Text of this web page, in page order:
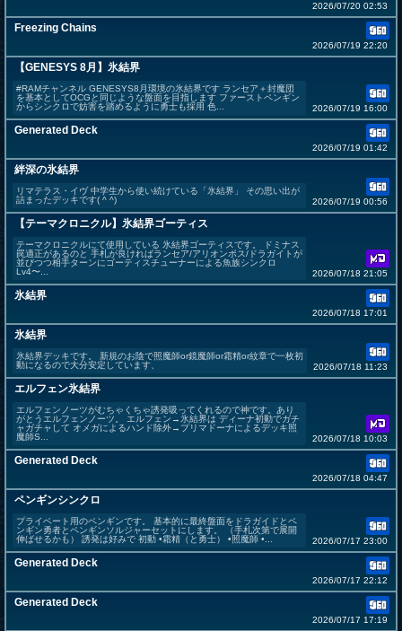
2026/07/20 02:53
Freezing Chains
2026/07/19 22:20
【GENESYS 8月】氷結界
#RAMチャンネル GENESYS8月環境の氷結界です ランセア＋封魔団
を基本としてOCGと同じような盤面を目指します ファーストペンギン
からシンクロで妨害を踏めるように勇士も採用 色...
2026/07/19 16:00
Generated Deck
2026/07/19 01:42
絆深の氷結界
リマテラス・イヴ 中学生から使い続けている「氷結界」 その思い出が
詰まったデッキです( ^ ^)
2026/07/19 00:56
【テーマクロニクル】氷結界ゴーティス
テーマクロニクルにて使用している 氷結界ゴーティスです。 ドミナス
罠適正があるのと 手札が良ければランセア/アリオンポス/ドラガイトが
並びつつ相手ターンにゴーティスチューナーによる魚族シンクロ
Lv4〜...
2026/07/18 21:05
氷結界
2026/07/18 17:01
氷結界
氷結界デッキです。 新規のお陰で照魔師or鏡魔師or霜精or紋章で一枚初
動になるので大分安定しています、
2026/07/18 11:23
エルフェン氷結界
エルフェンノーツがむちゃくちゃ誘発吸ってくれるので神です。あり
がとうエルフェンノーツ。 エルフェン→氷結界は ディーナ初動でガチ
ャガチャして オメガによるハンド除外→プリマドーナによるデッキ照
魔師S...
2026/07/18 10:03
Generated Deck
2026/07/18 04:47
ペンギンシンクロ
プライベート用のペンギンです。 基本的に最終盤面をドラガイドとペ
ンギン勇者とペンギンソルジャーセットにします。 （手札次第で展開
伸ばせるかも） 誘発は好みで 初動 •霜精（と勇士） •照魔師 •...
2026/07/17 23:00
Generated Deck
2026/07/17 22:12
Generated Deck
2026/07/17 17:19